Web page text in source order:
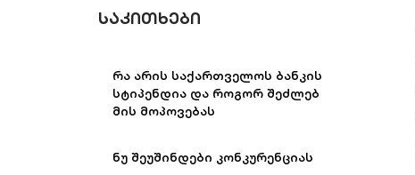
ᲡᲐᲙᲘᲗᲮᲔᲑᲘ
რა არის საქართველოს ბანკის
სტიპენდია და როგორ შეძლებ
მის მოპოვებას
ნუ შეუშინდები კონკურენციას